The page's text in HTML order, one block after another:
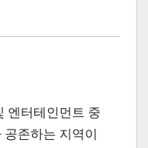
엔터테인먼트 중
존하는 지역이